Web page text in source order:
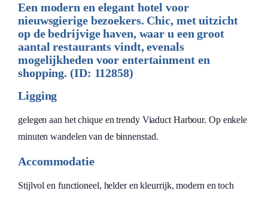
Een modern en elegant hotel voor
nieuwsgierige bezoekers. Chic, met uitzicht
op de bedrijvige haven, waar u een groot
aantal restaurants vindt, evenals
mogelijkheden voor entertainment en
shopping. (ID: 112858)
Ligging
gelegen aan het chique en trendy Viaduct Harbour. Op enkele
minuten wandelen van de binnenstad.
Accommodatie
Stijlvol en functioneel, helder en kleurrijk, modern en toch